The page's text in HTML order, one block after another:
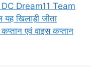
Dream11 Team
खिलाड़ी जीता
एवं वाइस कप्तान